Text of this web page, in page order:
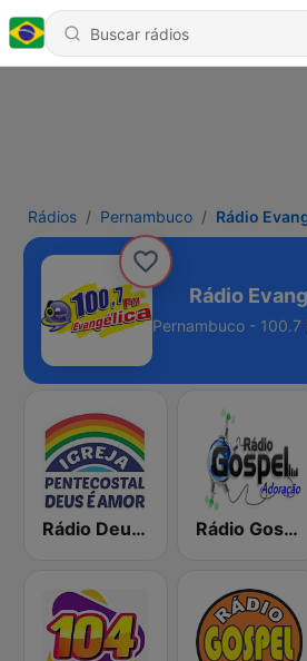
Rádios Pernambuco Rádio
FM 100.7
Pernambuco - 100.7
Rádio Deus é Amor Rádio Gospel Adoração